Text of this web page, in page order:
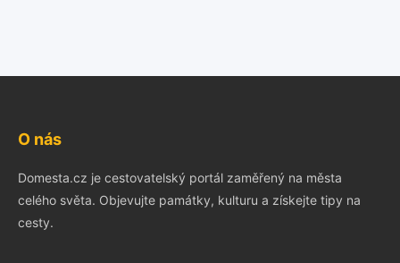
O nás
Domesta.cz je cestovatelský portál zaměřený na města
celého světa. Objevujte památky, kulturu a získejte tipy na
cesty.